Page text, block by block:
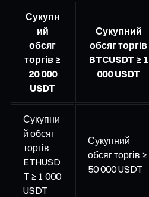
Сукупн
ий
обсяг
торгів ≥
20 000
USDT
Сукупний
обсяг торгів
BTCUSDT ≥ 1
000 USDT
Сукупни
й обсяг
торгів
ETHUSD
T ≥ 1 000
USDT
Сукупний
обсяг торгів ≥
50 000 USDT